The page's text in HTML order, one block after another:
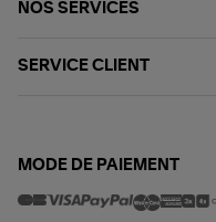
NOS SERVICES
SERVICE CLIENT
MODE DE PAIEMENT